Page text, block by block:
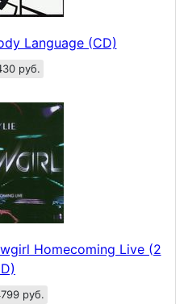
Language (CD)
руб.
Homecoming Live (2
руб.